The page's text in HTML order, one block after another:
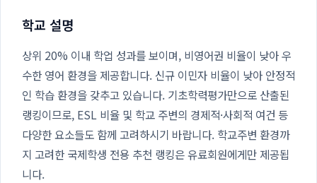
학교 설명
상위 20% 이내 학업 성과를 보이며, 비영어권 비율이 낮아 우
수한 영어 환경을 제공합니다. 신규 이민자 비율이 낮아 안정적
인 학습 환경을 갖추고 있습니다. 기초학력평가만으로 산출된
랭킹이므로, ESL 비율 및 학교 주변의 경제적·사회적 여건 등
다양한 요소들도 함께 고려하시기 바랍니다. 학교주변 환경까
지 고려한 국제학생 전용 추천 랭킹은 유료회원에게만 제공됩
니다.